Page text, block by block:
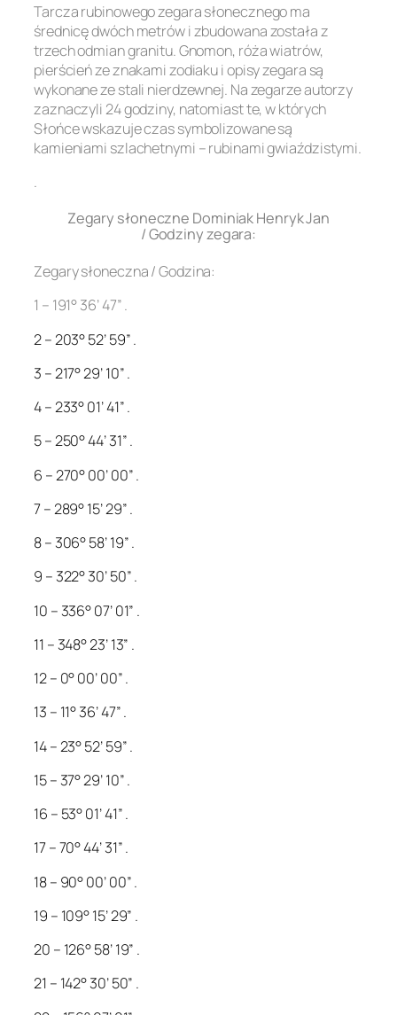
Tarcza rubinowego zegara słonecznego ma
średnicę dwóch metrów i zbudowana została z
trzech odmian granitu. Gnomon, róża wiatrów,
pierścień ze znakami zodiaku i opisy zegara są
wykonane ze stali nierdzewnej. Na zegarze autorzy
zaznaczyli 24 godziny, natomiast te, w których
Słońce wskazuje czas symbolizowane są
kamieniami szlachetnymi – rubinami gwiaździstymi.
.
Zegary słoneczne Dominiak Henryk Jan
/ Godziny zegara:
Zegary słoneczna / Godzina:
1 – 191° 36’ 47” .
2 – 203° 52’ 59” .
3 – 217° 29’ 10” .
4 – 233° 01’ 41” .
5 – 250° 44’ 31” .
6 – 270° 00’ 00” .
7 – 289° 15’ 29” .
8 – 306° 58’ 19” .
9 – 322° 30’ 50” .
10 – 336° 07’ 01” .
11 – 348° 23’ 13” .
12 – 0° 00’ 00” .
13 – 11° 36’ 47” .
14 – 23° 52’ 59” .
15 – 37° 29’ 10” .
16 – 53° 01’ 41” .
17 – 70° 44’ 31” .
18 – 90° 00’ 00” .
19 – 109° 15’ 29” .
20 – 126° 58’ 19” .
21 – 142° 30’ 50” .